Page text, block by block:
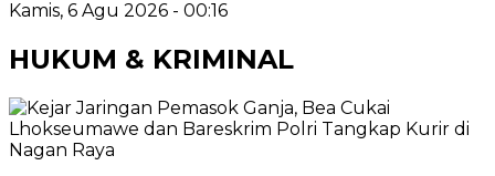
Kamis, 6 Agu 2026 - 00:16
HUKUM & KRIMINAL